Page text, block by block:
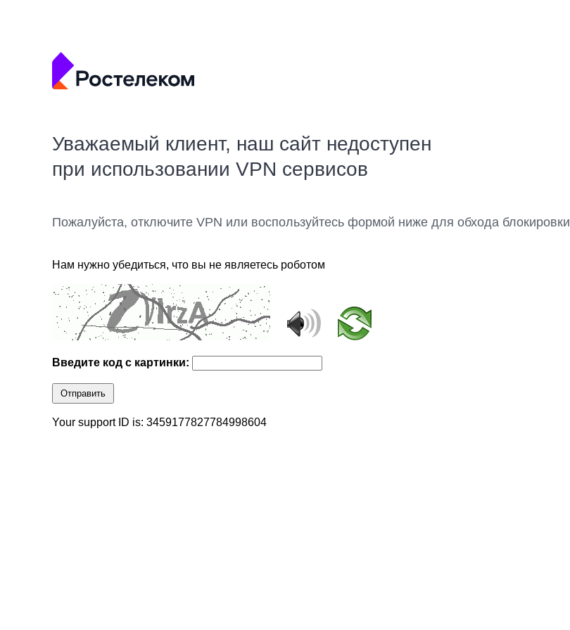
Уважаемый клиент, наш сайт недоступен
при использовании VPN сервисов
Пожалуйста, отключите VPN или воспользуйтесь формой ниже для обхода блокировки
Нам нужно убедиться, что вы не являетесь роботом
Введите код с картинки:
Отправить
Your support ID is: 3459177827784998604